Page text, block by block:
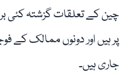
چین کے تعلقات گزشتہ کئی
پر ہیں اور دونوں ممالک کے
جاری ہیں۔